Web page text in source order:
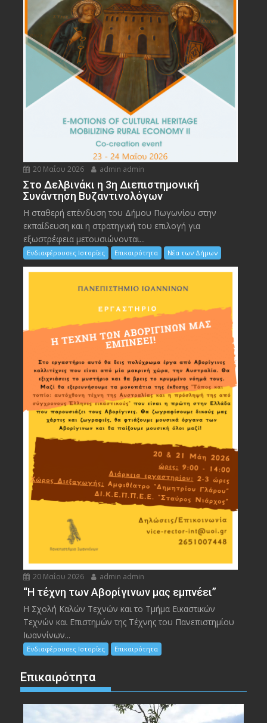
20 Μαΐου 2026 admin admin
Στο Δελβινάκι η 3η Διεπιστημονική
Συνάντηση Βυζαντινολόγων
Η σταθερή επένδυση του Δήμου Πωγωνίου στην
εκπαίδευση και η στρατηγική του επιλογή για
εξωστρέφεια μετουσιώνονται...
Ενδιαφέρουσες Ιστορίες Επικαιρότητα Νέα των Δήμων
20 Μαΐου 2026 admin admin
“Η τέχνη των Αβορίγινων μας εμπνέει”
Η Σχολή Καλών Τεχνών και το Τμήμα Εικαστικών
Τεχνών και Επιστημών της Τέχνης του Πανεπιστημίου
Ιωαννίνων...
Ενδιαφέρουσες Ιστορίες Επικαιρότητα
Επικαιρότητα